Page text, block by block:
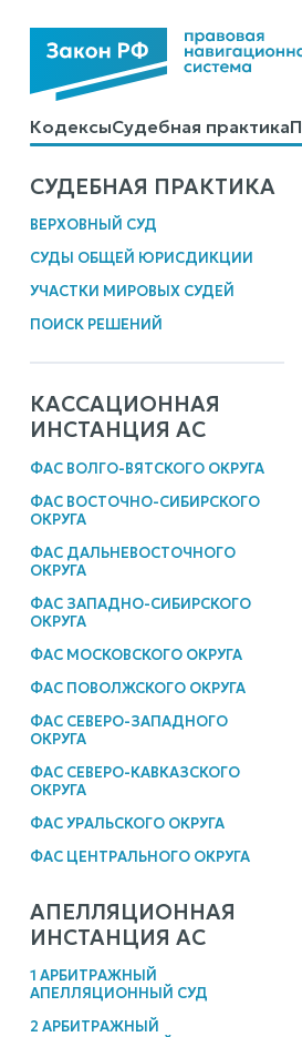
КодексыСудебная практика
КалькуляторыСправочные
СУДЕБНАЯ ПРАКТИКА
ВЕРХОВНЫЙ СУД
СУДЫ ОБЩЕЙ ЮРИСДИКЦИИ
УЧАСТКИ МИРОВЫХ СУДЕЙ
ПОИСК РЕШЕНИЙ
КАССАЦИОННАЯ
ИНСТАНЦИЯ АС
ФАС ВОЛГО-ВЯТСКОГО ОКРУГА
ФАС ВОСТОЧНО-СИБИРСКОГО
ОКРУГА
ФАС ДАЛЬНЕВОСТОЧНОГО
ОКРУГА
ФАС ЗАПАДНО-СИБИРСКОГО
ОКРУГА
ФАС МОСКОВСКОГО ОКРУГА
ФАС ПОВОЛЖСКОГО ОКРУГА
ФАС СЕВЕРО-ЗАПАДНОГО
ОКРУГА
ФАС СЕВЕРО-КАВКАЗСКОГО
ОКРУГА
ФАС УРАЛЬСКОГО ОКРУГА
ФАС ЦЕНТРАЛЬНОГО ОКРУГА
АПЕЛЛЯЦИОННАЯ
ИНСТАНЦИЯ АС
1 АРБИТРАЖНЫЙ
АПЕЛЛЯЦИОННЫЙ СУД
2 АРБИТРАЖНЫЙ